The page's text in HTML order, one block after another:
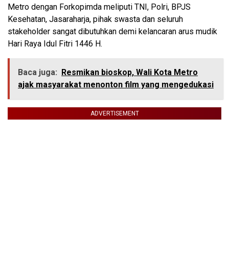
Metro dengan Forkopimda meliputi TNI, Polri, BPJS
Kesehatan, Jasaraharja, pihak swasta dan seluruh
stakeholder sangat dibutuhkan demi kelancaran arus mudik
Hari Raya Idul Fitri 1446 H.
Baca juga: Resmikan bioskop, Wali Kota Metro
ajak masyarakat menonton film yang mengedukasi
ADVERTISEMENT